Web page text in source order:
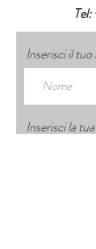
Tel:
Inserisci il
Inserisci la